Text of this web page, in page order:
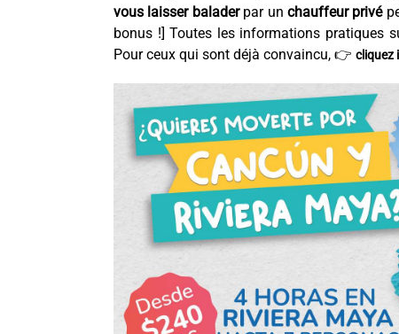
vous laisser baladerpar unchauffeur privé
bonus !] Toutes les informations pratiques
Pour ceux qui sont déjà convaincu, 👉 cliquez